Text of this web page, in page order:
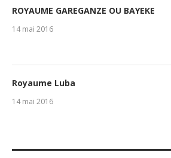
ROYAUME GAREGANZE OU BAYEKE
14 mai 2016
Royaume Luba
14 mai 2016